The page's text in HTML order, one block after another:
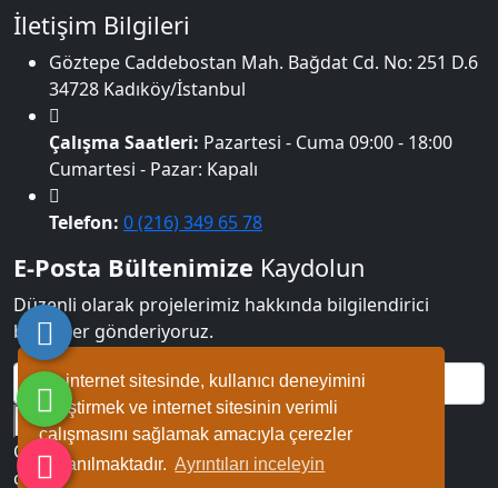
Bu internet sitesinde, kullanıcı deneyimini
geliştirmek ve internet sitesinin verimli
çalışmasını sağlamak amacıyla çerezler
kullanılmaktadır. Ayrıntıları inceleyin
İletişim Bilgileri
Göztepe Caddebostan Mah. Bağdat Cd. No: 251 D.6
34728 Kadıköy/İstanbul
Çalışma Saatleri: Pazartesi - Cuma 09:00 - 18:00
Cumartesi - Pazar: Kapalı
Telefon: 0 (216) 349 65 78
E-Posta Bültenimize Kaydolun
Düzenli olarak projelerimiz hakkında bilgilendirici
bültenler gönderiyoruz.
GÖNDER VE KAYDOL
Copyright © 2022. Her Hakkı Saklıdır. kopyalanması,
çoğaltılması ve dağıtılması halinde yasal haklarımız